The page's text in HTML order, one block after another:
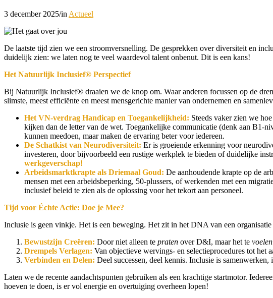
3 december 2025/in Actueel
De laatste tijd zien we een stroomversnelling. De gesprekken over diversiteit en
duidelijk zien: we laten nog te veel waardevol talent onbenut. Dit is een kans!
Het Natuurlijk Inclusief® Perspectief
Bij Natuurlijk Inclusief® draaien we de knop om. Waar anderen focussen op de
slimste, meest efficiënte en meest mensgerichte manier van ondernemen en
Het VN-verdrag Handicap en Toegankelijkheid: Steeds vaker zien we
kijken dan de letter van de wet. Toegankelijke communicatie (denk aan B1-
kunnen meedoen, maar maken de ervaring beter voor iedereen.
De Schatkist van Neurodiversiteit: Er is groeiende erkenning voor
investeren, door bijvoorbeeld een rustige werkplek te bieden of duidelijke
werkgeverschap!
Arbeidsmarktkrapte als Driemaal Goud: De aanhoudende krapte op de
mensen met een arbeidsbeperking, 50-plussers, of werkenden met een
inclusief beleid te zien als de oplossing voor het tekort aan personeel.
Tijd voor Échte Actie: Doe je Mee?
Inclusie is geen vinkje. Het is een beweging. Het zit in het DNA van een
Bewustzijn Creëren: Door niet alleen te praten over D&I, maar het te voelen
Drempels Verlagen: Van objectieve wervings- en selectieprocedures tot het
Verbinden en Delen: Deel successen, deel kennis. Inclusie is
Laten we de recente aandachtspunten gebruiken als een krachtige startmotor.
hoeven te doen, is er vol energie en overtuiging overheen lopen!